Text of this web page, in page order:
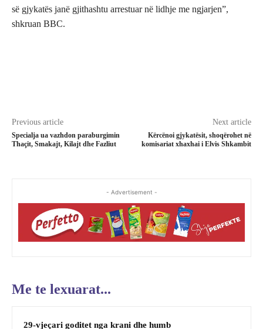
së gjykatës janë gjithashtu arrestuar në lidhje me ngjarjen”,
shkruan BBC.
Previous article
Specialja ua vazhdon paraburgimin
Thaçit, Smakajt, Kilajt dhe Fazliut
Next article
Kërcënoi gjykatësit, shoqërohet në
komisariat xhaxhai i Elvis Shkambit
- Advertisement -
Me te lexuarat...
29-vjeçari goditet nga krani dhe humb